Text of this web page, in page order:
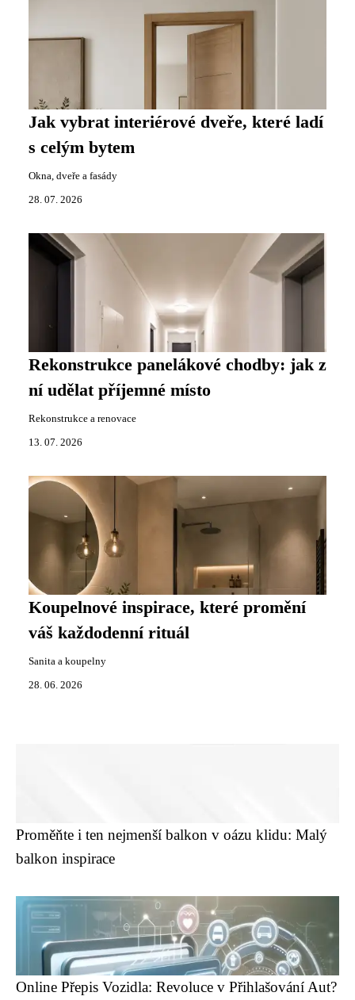
Jak vybrat interiérové dveře, které ladí
s celým bytem
Okna, dveře a fasády
28. 07. 2026
Rekonstrukce panelákové chodby: jak z
ní udělat příjemné místo
Rekonstrukce a renovace
13. 07. 2026
Koupelnové inspirace, které promění
váš každodenní rituál
Sanita a koupelny
28. 06. 2026
Proměňte i ten nejmenší balkon v oázu klidu: Malý
balkon inspirace
Online Přepis Vozidla: Revoluce v Přihlašování Aut?